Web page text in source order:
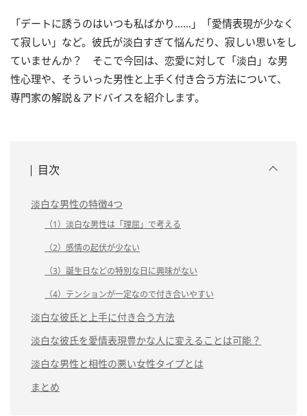
「デートに誘うのはいつも私ばかり……」「愛情表現が少なく
て寂しい」など。彼氏が淡白すぎて悩んだり、寂しい思いをし
ていませんか？ そこで今回は、恋愛に対して「淡白」な男
性心理や、そういった男性と上手く付き合う方法について、
専門家の解説＆アドバイスを紹介します。
目次
淡白な男性の特徴4つ
（1）淡白な男性は「理屈」で考える
（2）感情の起伏が少ない
（3）誕生日などの特別な日に興味がない
（4）テンションが一定なので付き合いやすい
淡白な彼氏と上手に付き合う方法
淡白な彼氏を愛情表現豊かな人に変えることは可能？
淡白な男性と相性の悪い女性タイプとは
まとめ